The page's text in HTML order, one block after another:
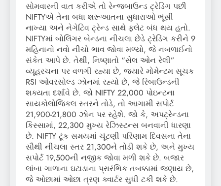
સોમવારની વાત કરીએ તો રેન્જબાઉન્ડ ટ્રેડિંગ પછી
NIFTYએ તેના બધા શરૂઆતના સુધારાઓ ભૂંસી
નાખ્યા અને નેગેટિવ ટ્રેન્ડ સાથે ફ્લેટ બંધ થય હતો.
NIFTYમાં બોલિંગર બેન્ડના નીચલા છેડે ટ્રેડિંગ કરીને 9
મહિનાનો નવો નીચો ભાવ જોવા મળ્યો, જે નબળાઈનો
સંકેત આપે છે. તેથી, નિષ્ણાતો “સેલ ઓન રેલી”
વ્યૂહરચના પર વળગી રહ્યા છે, જ્યારે મોમેન્ટમ સૂચક
RSI ઓવરસોલ્ડ ઝોનમાં રહ્યો છે, જે રિબાઉન્ડની
શક્યતા દર્શાવે છે. જો NIFTY 22,000 પોઇન્ટના
સાયકોલોજિકલ સ્તરને તોડે, તો આગામી સપોર્ટ
21,900-21,800 ઝોન પર રહેશે. જો કે, અપટ્રેન્ડના
કિસ્સામાં, 22,300 મુખ્ય રેઝિસ્ટન્સ બનવાની ધારણા
છે. NIFTY ટૂંક સમયમાં ચૂંટણી પરિણામ દિવસના તેના
સૌથી નીચલા સ્તર 21,300ને તોડી શકે છે, અને મુખ્ય
સપોર્ટ 19,500ની નજીક જોવા મળી શકે છે. બજાર
લાંબા ગાળાના ઘટાડાના પ્રારંભિક તબક્કામાં જણાય છે,
જે ઓછામાં ઓછા ત્રણ ક્વાર્ટર સુધી ટકી શકે છે.